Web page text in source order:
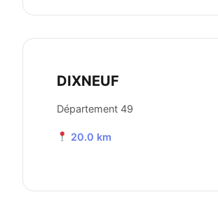
DIXNEUF
Département 49
20.0 km